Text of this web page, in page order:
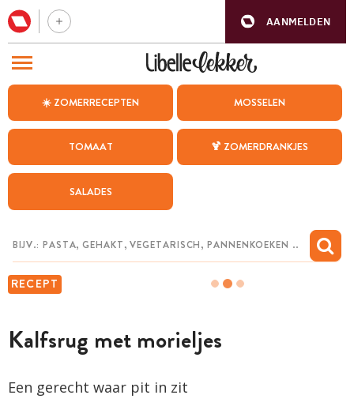
AANMELDEN
☀️ ZOMERRECEPTEN MOSSELEN
TOMAAT 🍹 ZOMERDRANKJES
SALADES
RECEPT
Kalfsrug met morieljes
Een gerecht waar pit in zit
BEZOEK ONZE ANDERE WEBSITES
WEEKMENU
CHAT MET MAIA
MIJN BEWAARDE RECEPTEN